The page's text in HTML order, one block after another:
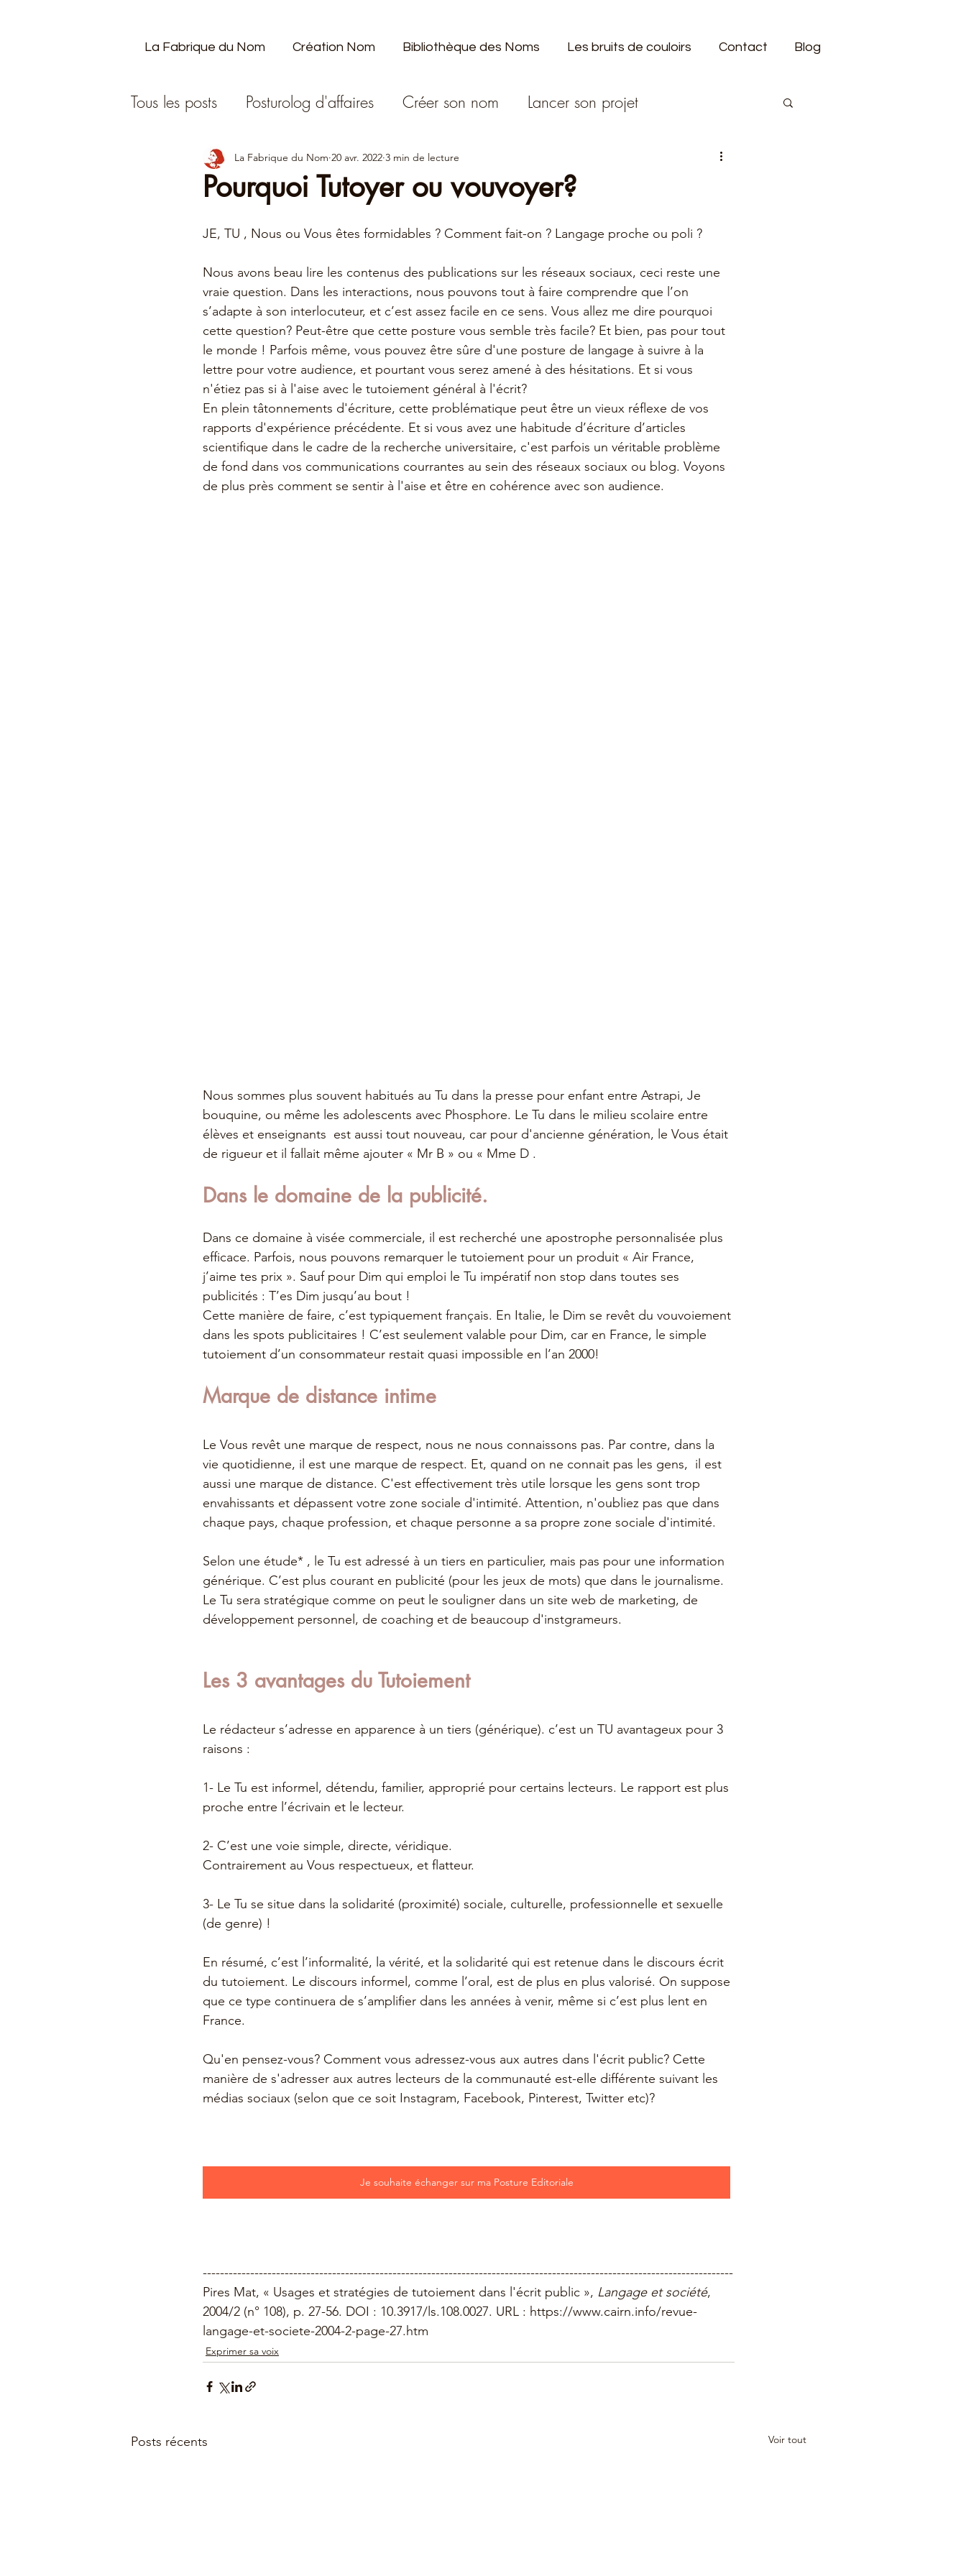
La Fabrique du Nom Création Nom Bibliothèque des Noms Les bruits de couloirs Contact Blog
Tous les posts Posturolog d'affaires Créer son nom Lancer son projet
Exprimer sa voix
Pourquoi Tutoyer ou vouvoyer?
La Fabrique du Nom 20 avr. 2022 3 min de lecture
JE, TU , Nous ou Vous êtes formidables ? Comment fait-on ? Langage proche ou poli ?
Nous avons beau lire les contenus des publications sur les réseaux sociaux, ceci reste une
vraie question. Dans les interactions, nous pouvons tout à faire comprendre que l’on
s’adapte à son interlocuteur, et c’est assez facile en ce sens. Vous allez me dire pourquoi
cette question? Peut-être que cette posture vous semble très facile? Et bien, pas pour tout
le monde ! Parfois même, vous pouvez être sûre d'une posture de langage à suivre à la
lettre pour votre audience, et pourtant vous serez amené à des hésitations. Et si vous
n'étiez pas si à l'aise avec le tutoiement général à l'écrit?
En plein tâtonnements d'écriture, cette problématique peut être un vieux réflexe de vos
rapports d'expérience précédente. Et si vous avez une habitude d’écriture d’articles
scientifique dans le cadre de la recherche universitaire, c'est parfois un véritable problème
de fond dans vos communications courrantes au sein des réseaux sociaux ou blog. Voyons
de plus près comment se sentir à l'aise et être en cohérence avec son audience.
Nous sommes plus souvent habitués au Tu dans la presse pour enfant entre Astrapi, Je
bouquine, ou même les adolescents avec Phosphore. Le Tu dans le milieu scolaire entre
élèves et enseignants  est aussi tout nouveau, car pour d'ancienne génération, le Vous était
de rigueur et il fallait même ajouter « Mr B » ou « Mme D .
Dans le domaine de la publicité.
Dans ce domaine à visée commerciale, il est recherché une apostrophe personnalisée plus
efficace. Parfois, nous pouvons remarquer le tutoiement pour un produit « Air France,
j’aime tes prix ». Sauf pour Dim qui emploi le Tu impératif non stop dans toutes ses
publicités : T’es Dim jusqu’au bout !
Cette manière de faire, c’est typiquement français. En Italie, le Dim se revêt du vouvoiement
dans les spots publicitaires ! C’est seulement valable pour Dim, car en France, le simple
tutoiement d’un consommateur restait quasi impossible en l’an 2000!
Marque de distance intime
Le Vous revêt une marque de respect, nous ne nous connaissons pas. Par contre, dans la
vie quotidienne, il est une marque de respect. Et, quand on ne connait pas les gens,  il est
aussi une marque de distance. C'est effectivement très utile lorsque les gens sont trop
envahissants et dépassent votre zone sociale d'intimité. Attention, n'oubliez pas que dans
chaque pays, chaque profession, et chaque personne a sa propre zone sociale d'intimité.
Selon une étude* , le Tu est adressé à un tiers en particulier, mais pas pour une information
générique. C’est plus courant en publicité (pour les jeux de mots) que dans le journalisme.
Le Tu sera stratégique comme on peut le souligner dans un site web de marketing, de
développement personnel, de coaching et de beaucoup d'instgrameurs.
Les 3 avantages du Tutoiement
Le rédacteur s’adresse en apparence à un tiers (générique). c’est un TU avantageux pour 3
raisons :
1- Le Tu est informel, détendu, familier, approprié pour certains lecteurs. Le rapport est plus
proche entre l’écrivain et le lecteur.
2- C’est une voie simple, directe, véridique.
Contrairement au Vous respectueux, et flatteur.
3- Le Tu se situe dans la solidarité (proximité) sociale, culturelle, professionnelle et sexuelle
(de genre) !
En résumé, c’est l’informalité, la vérité, et la solidarité qui est retenue dans le discours écrit
du tutoiement. Le discours informel, comme l’oral, est de plus en plus valorisé. On suppose
que ce type continuera de s’amplifier dans les années à venir, même si c’est plus lent en
France.
Qu'en pensez-vous? Comment vous adressez-vous aux autres dans l'écrit public? Cette
manière de s'adresser aux autres lecteurs de la communauté est-elle différente suivant les
médias sociaux (selon que ce soit Instagram, Facebook, Pinterest, Twitter etc)?
Je souhaite échanger sur ma Posture Editoriale
---------------------------------------------------------------------------------------------------------------------------
Pires Mat, « Usages et stratégies de tutoiement dans l'écrit public », Langage et société,
2004/2 (n° 108), p. 27-56. DOI : 10.3917/ls.108.0027. URL : https://www.cairn.info/revue-
langage-et-societe-2004-2-page-27.htm
Exprimer sa voix
Posts récents Voir tout